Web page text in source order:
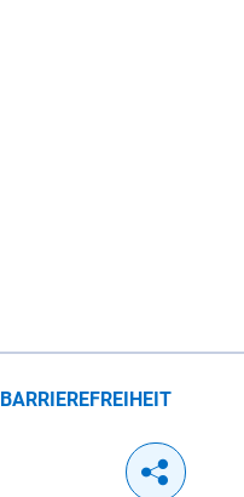
BARRIEREFREIHEIT